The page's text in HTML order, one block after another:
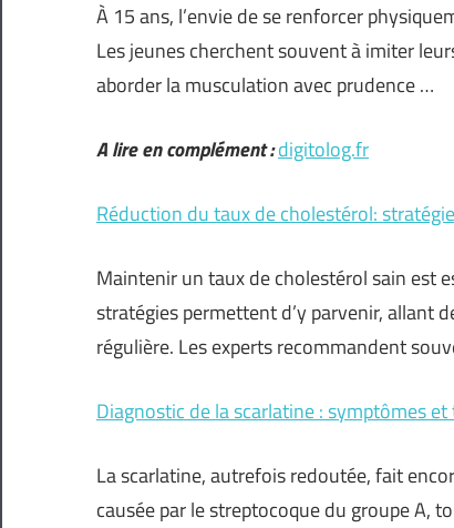
À 15 ans, l’envie de se renforcer
Les jeunes cherchent souvent à imiter
aborder la musculation avec prudence …
A lire en complément :digitolog.fr
Réduction du taux de cholestérol:
Maintenir un taux de cholestérol sain est
stratégies permettent d’y parvenir, allant
régulière. Les experts recommandent
Diagnostic de la scarlatine : symptômes
La scarlatine, autrefois redoutée, fait
causée par le streptocoque du groupe A,